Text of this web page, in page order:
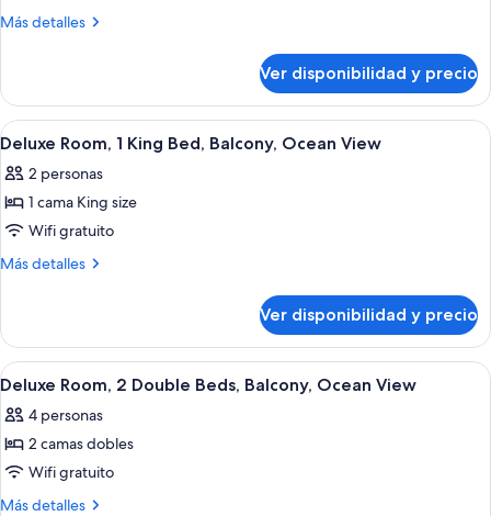
King
a
la
ciudad
Más detalles
Más
estándar,
cama
size,
vista
la
ciudad
Ver disponibilidad y precio
Ver
todas
las
fotos
de
Deluxe
King
Bed,
Balcony,
Ocean
View
Caja de seguridad en la habitación y
6
Deluxe Room, 1 King Bed, Balcony, Ocean View
2 personas
1 cama King size
Wifi gratuito
Más detalles
Más
Room,
King
Balcony,
Ocean
Ver disponibilidad y precio
Ver
todas
las
fotos
de
Deluxe
Habitación de hotel con cama,
7
Deluxe Room, 2 Double Beds, Balcony, Ocean View
4 personas
2 camas dobles
Wifi gratuito
Más detalles
Más